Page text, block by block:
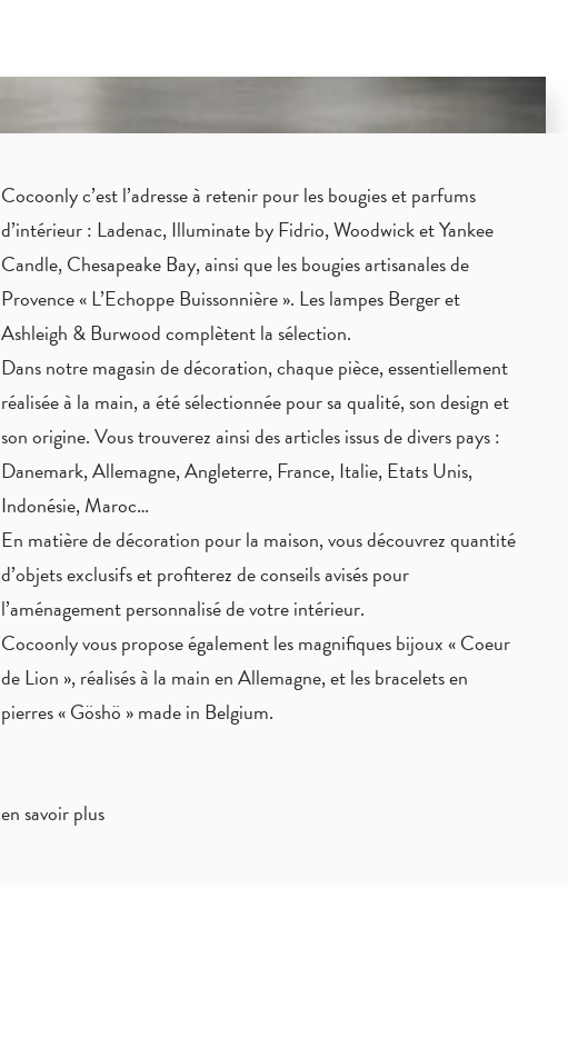
Cocoonly c’est l’adresse à retenir pour les bougies et parfums
d’intérieur : Ladenac, Illuminate by Fidrio, Woodwick et Yankee
Candle, Chesapeake Bay, ainsi que les bougies artisanales de
Provence « L’Echoppe Buissonnière ». Les lampes Berger et
Ashleigh & Burwood complètent la sélection.
Dans notre magasin de décoration, chaque pièce,essentiellement
réalisée à la main, a été sélectionnée pour sa qualité, son design et
son origine. Vous trouverez ainsi des articles issus de divers pays :
Danemark, Allemagne, Angleterre, France, Italie, Etats Unis,
Indonésie, Maroc…
En matière de décoration pour la maison, vous découvrez quantité
d’objets exclusifset profiterez deconseils aviséspour
l’aménagement personnalisé de votre intérieur.
Cocoonly vous propose également les magnifiques bijoux « Coeur
de Lion », réalisés à la main en Allemagne, et les bracelets en
pierres « Göshö » made in Belgium.
en savoir plus